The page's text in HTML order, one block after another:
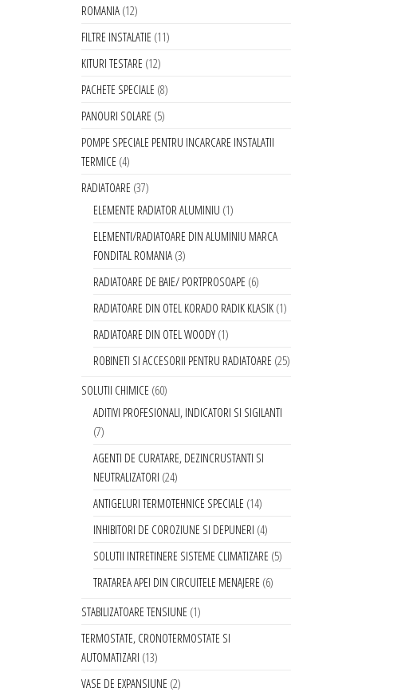
ROMANIA 12
FILTRE INSTALATIE 11
KITURI TESTARE 12
PACHETE SPECIALE 8
PANOURI SOLARE 5
POMPE SPECIALE PENTRU INCARCARE INSTALATII
TERMICE 4
RADIATOARE 37
ELEMENTE RADIATOR ALUMINIU 1
ELEMENTI/RADIATOARE DIN ALUMINIU MARCA
FONDITAL ROMANIA 3
RADIATOARE DE BAIE/ PORTPROSOAPE 6
RADIATOARE DIN OTEL KORADO RADIK KLASIK 1
RADIATOARE DIN OTEL WOODY 1
ROBINETI SI ACCESORII PENTRU RADIATOARE 25
SOLUTII CHIMICE 60
ADITIVI PROFESIONALI, INDICATORI SI SIGILANTI
7
AGENTI DE CURATARE, DEZINCRUSTANTI SI
NEUTRALIZATORI 24
ANTIGELURI TERMOTEHNICE SPECIALE 14
INHIBITORI DE COROZIUNE SI DEPUNERI 4
SOLUTII INTRETINERE SISTEME CLIMATIZARE 5
TRATAREA APEI DIN CIRCUITELE MENAJERE 6
STABILIZATOARE TENSIUNE 1
TERMOSTATE, CRONOTERMOSTATE SI
AUTOMATIZARI 13
VASE DE EXPANSIUNE 2